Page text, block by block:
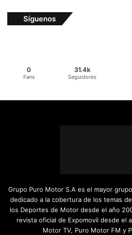
Síguenos
0
Fans
31.4k
Seguidores
Grupo Puro Motor S.A es el mayor
dedicado a la cobertura de los temas
los Deportes de Motor desde el año
revista oficial de Expomovil desde el
Motor TV, Puro Motor FM y